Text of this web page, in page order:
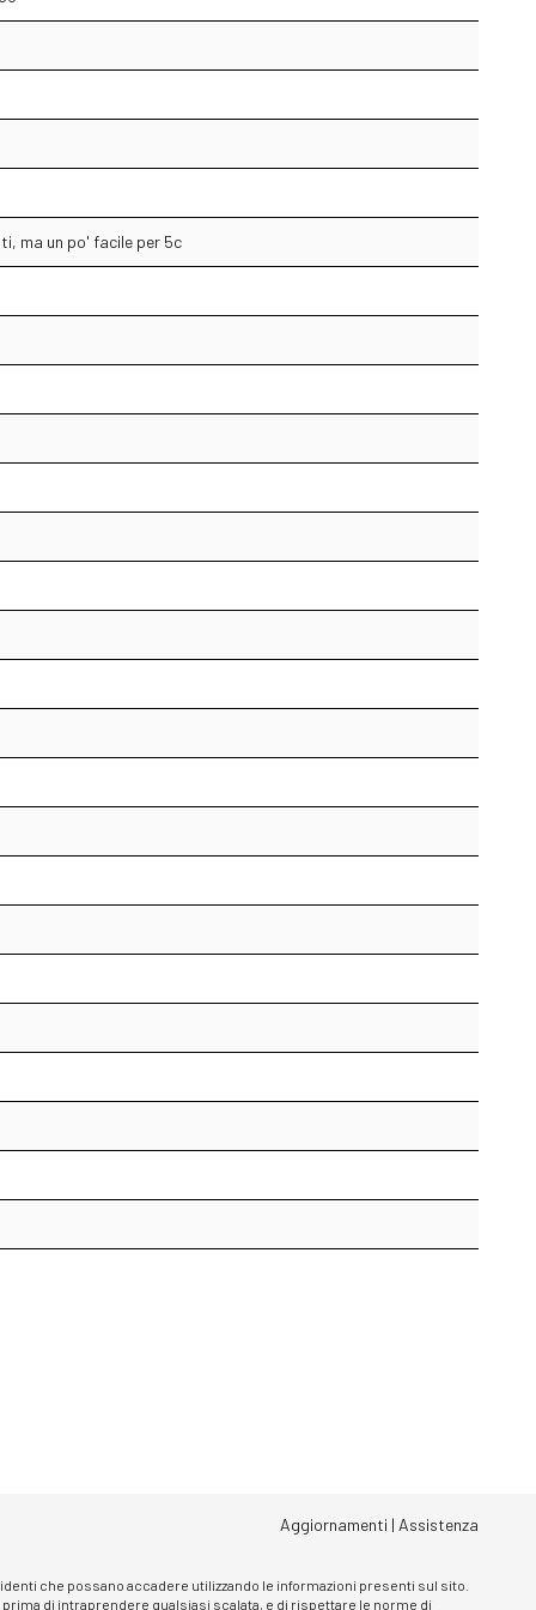
ma un po' facile per 5c
Aggiornamenti | Assistenza
che possano accadere utilizzando le informazioni presenti sul sito.
di intraprendere qualsiasi scalata, e di rispettare le norme di